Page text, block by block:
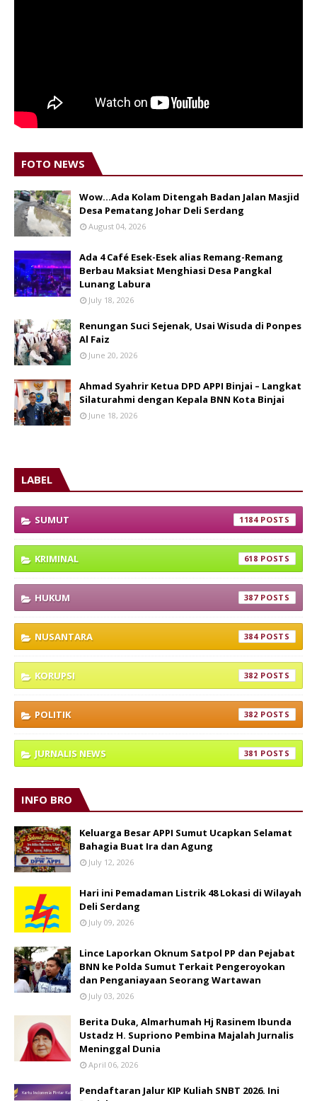
FOTO NEWS
Wow...Ada Kolam Ditengah Badan Jalan Masjid
Desa Pematang Johar Deli Serdang
August 04, 2026
Ada 4 Café Esek-Esek alias Remang-Remang
Berbau Maksiat Menghiasi Desa Pangkal
Lunang Labura
July 18, 2026
Renungan Suci Sejenak, Usai Wisuda di Ponpes
Al Faiz
June 20, 2026
Ahmad Syahrir Ketua DPD APPI Binjai – Langkat
Silaturahmi dengan Kepala BNN Kota Binjai
June 18, 2026
LABEL
SUMUT 1184
KRIMINAL 618
HUKUM 387
NUSANTARA 384
KORUPSI 382
POLITIK 382
JURNALIS NEWS 381
INFO BRO
Keluarga Besar APPI Sumut Ucapkan Selamat
Bahagia Buat Ira dan Agung
July 12, 2026
Hari ini Pemadaman Listrik 48 Lokasi di Wilayah
Deli Serdang
July 09, 2026
Lince Laporkan Oknum Satpol PP dan Pejabat
BNN ke Polda Sumut Terkait Pengeroyokan
dan Penganiayaan Seorang Wartawan
July 03, 2026
Berita Duka, Almarhumah Hj Rasinem Ibunda
Ustadz H. Supriono Pembina Majalah Jurnalis
Meninggal Dunia
April 06, 2026
Pendaftaran Jalur KIP Kuliah SNBT 2026. Ini